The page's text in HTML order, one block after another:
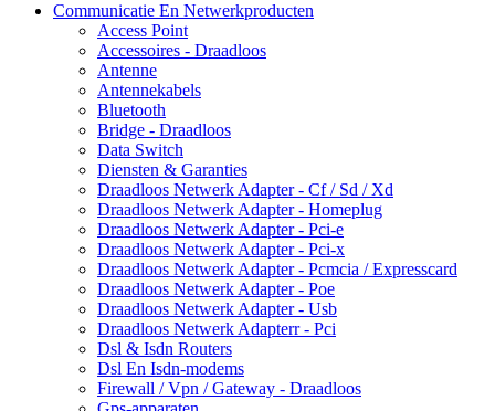
Communicatie En Netwerkproducten
Access Point
Accessoires - Draadloos
Antenne
Antennekabels
Bluetooth
Bridge - Draadloos
Data Switch
Diensten & Garanties
Draadloos Netwerk Adapter - Cf / Sd / Xd
Draadloos Netwerk Adapter - Homeplug
Draadloos Netwerk Adapter - Pci-e
Draadloos Netwerk Adapter - Pci-x
Draadloos Netwerk Adapter - Pcmcia / Expresscard
Draadloos Netwerk Adapter - Poe
Draadloos Netwerk Adapter - Usb
Draadloos Netwerk Adapterr - Pci
Dsl & Isdn Routers
Dsl En Isdn-modems
Firewall / Vpn / Gateway - Draadloos